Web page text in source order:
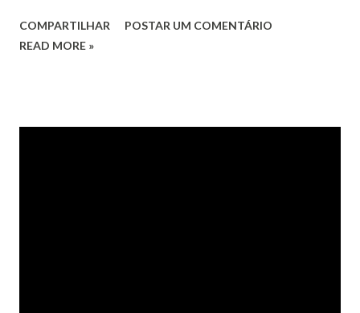
COMPARTILHAR
POSTAR UM COMENTÁRIO
READ MORE »